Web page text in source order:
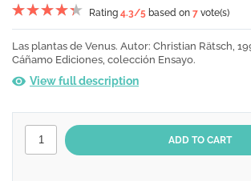
Rating 4.3/5 based on 7 vote(s)
Las plantas de Venus. Autor: Christian Rätsch,
Cáñamo Ediciones, colección Ensayo.
View full description